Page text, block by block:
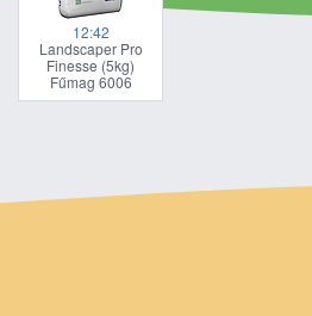
12:42
Landscaper Pro
Finesse (5kg)
Fűmag 6006